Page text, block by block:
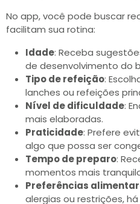
No app, você pode buscar
facilitam sua rotina:
Idade: Receba
de desenvolvimento do
Tipo de refeição:
lanches ou refeições
Nível de dificuldade:
mais elaboradas.
Praticidade: Prefere
algo que possa ser
Tempo de preparo:
momentos mais
Preferências
alergias ou restrições,